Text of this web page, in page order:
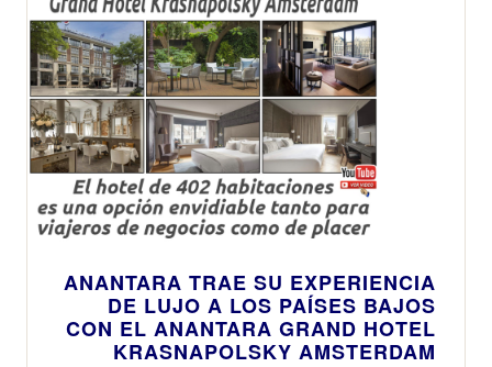
ANANTARA TRAE SU EXPERIENCIA
DE LUJO A LOS PAÍSES BAJOS
CON EL ANANTARA GRAND HOTEL
KRASNAPOLSKY AMSTERDAM